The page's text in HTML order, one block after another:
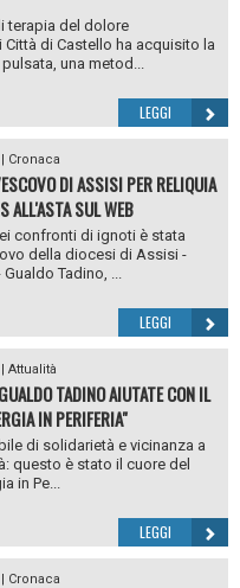
terapia del dolore
Città di Castello ha acquisito la
una metod...
LEGGI
Cronaca
DI ASSISI PER RELIQUIA
ALL'ASTA SUL WEB
confronti di ignoti è stata
della diocesi di Assisi -
Tadino, ...
LEGGI
Attualità
TADINO AIUTATE CON IL
IN PERIFERIA"
di solidarietà e vicinanza a
questo è stato il cuore del
in Pe...
LEGGI
Cronaca